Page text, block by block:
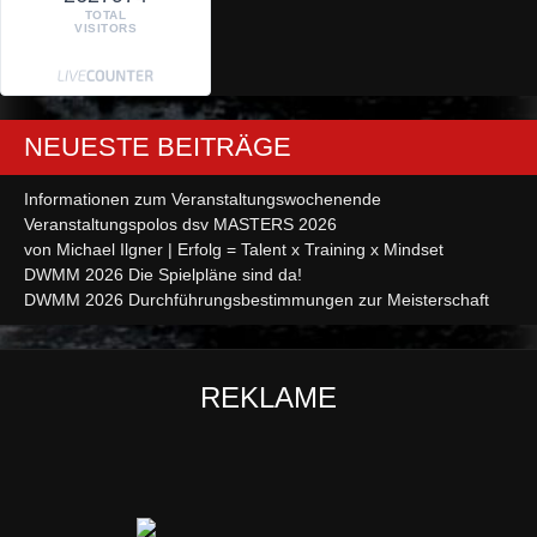
TOTAL
VISITORS
NEUESTE BEITRÄGE
Informationen zum Veranstaltungswochenende
Veranstaltungspolos dsv MASTERS 2026
von Michael Ilgner | Erfolg = Talent x Training x Mindset
DWMM 2026 Die Spielpläne sind da!
DWMM 2026 Durchführungsbestimmungen zur Meisterschaft
REKLAME